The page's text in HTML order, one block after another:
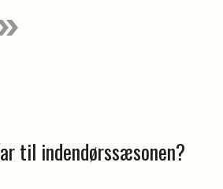
til indendørssæsonen?